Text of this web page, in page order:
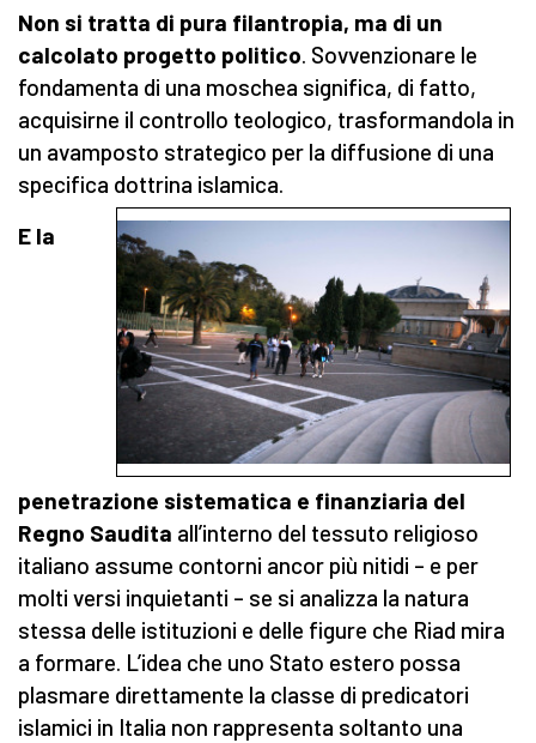
Non si tratta di pura filantropia, ma di un
calcolato progetto politico. Sovvenzionare le
fondamenta di una moschea significa, di fatto,
acquisirne il controllo teologico, trasformandola in
un avamposto strategico per la diffusione di una
specifica dottrina islamica.
E la
penetrazione sistematica e finanziaria del
Regno Saudita all’interno del tessuto religioso
italiano assume contorni ancor più nitidi – e per
molti versi inquietanti – se si analizza la natura
stessa delle istituzioni e delle figure che Riad mira
a formare. L’idea che uno Stato estero possa
plasmare direttamente la classe di predicatori
islamici in Italia non rappresenta soltanto una